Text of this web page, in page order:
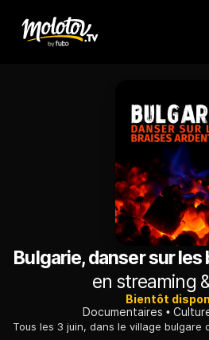
Bulgarie, danser sur
en streaming
Bientôt
Documentaires